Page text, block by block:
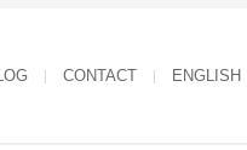
CONTACT ENGLISH